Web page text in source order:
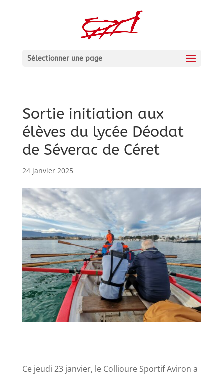
Sélectionner une page
Sortie initiation aux
élèves du lycée Déodat
de Séverac de Céret
24 janvier 2025
Ce jeudi 23 janvier, le Collioure Sportif Aviron a